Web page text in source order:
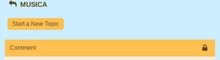
MUSICA
Start a New Topic
Comment